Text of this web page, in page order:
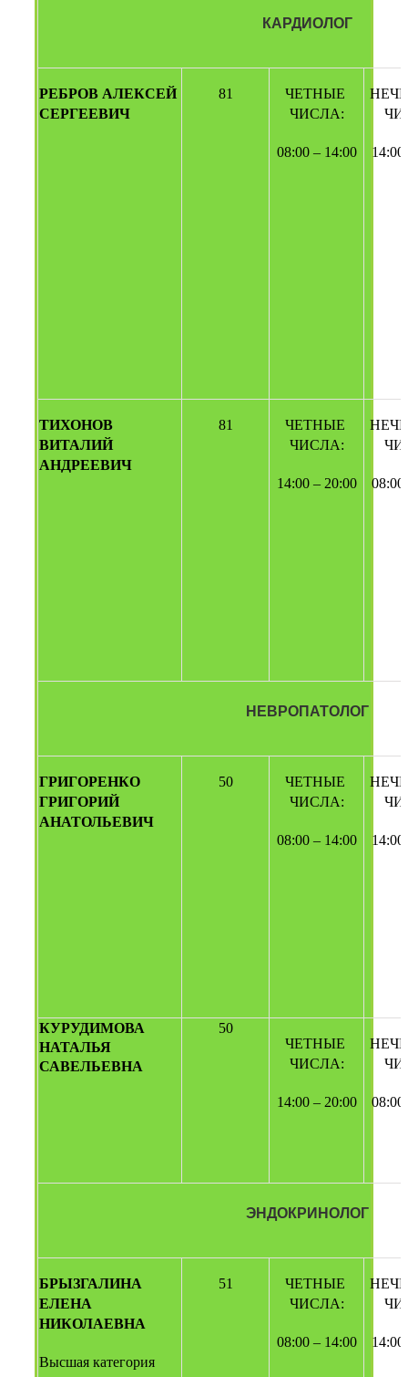
КАРДИОЛОГ
РЕБРОВ АЛЕКСЕЙ
СЕРГЕЕВИЧ
81
ЧЕТНЫЕ
ЧИСЛА:
08:00 – 14:00 14:00
ТИХОНОВ
ВИТАЛИЙ
АНДРЕЕВИЧ
81
ЧЕТНЫЕ
ЧИСЛА:
14:00 – 20:00 08:00
НЕВРОПАТОЛОГ
ГРИГОРЕНКО
ГРИГОРИЙ
АНАТОЛЬЕВИЧ
50
ЧЕТНЫЕ
ЧИСЛА:
08:00 – 14:00 14:00
КУРУДИМОВА
НАТАЛЬЯ
САВЕЛЬЕВНА
50
ЧЕТНЫЕ
ЧИСЛА:
14:00 – 20:00 08:00
ЭНДОКРИНОЛОГ
БРЫЗГАЛИНА
ЕЛЕНА
НИКОЛАЕВНА
Высшая категория
51
ЧЕТНЫЕ
ЧИСЛА:
08:00 – 14:00 14:00